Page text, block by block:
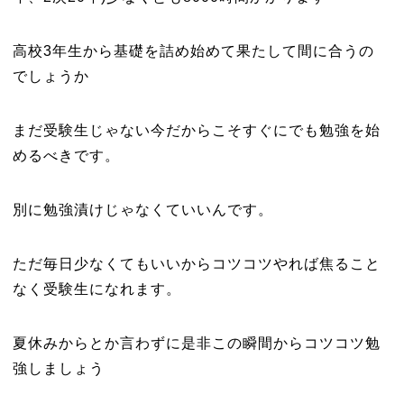
高校3年生から基礎を詰め始めて果たして間に合うの
でしょうか
まだ受験生じゃない今だからこそすぐにでも勉強を始
めるべきです。
別に勉強漬けじゃなくていいんです。
ただ毎日少なくてもいいからコツコツやれば焦ること
なく受験生になれます。
夏休みからとか言わずに是非この瞬間からコツコツ勉
強しましょう